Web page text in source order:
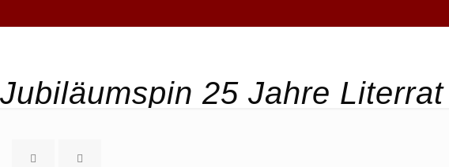
Jubiläumspin 25 Jahre